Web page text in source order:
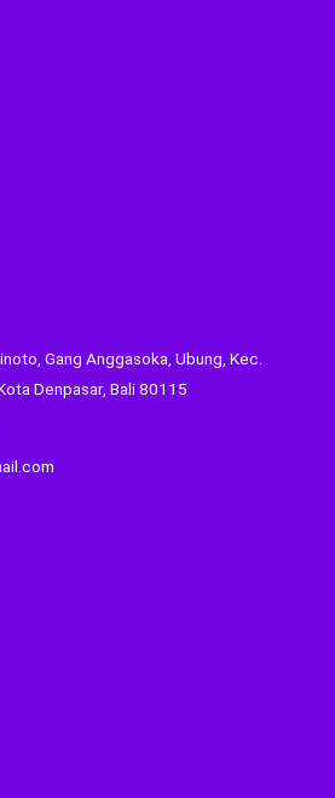
Gang Anggasoka, Ubung, Kec.
Denpasar, Bali 80115